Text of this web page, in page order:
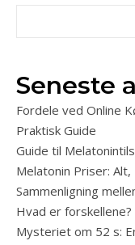
Seneste
Fordele ved Online
Praktisk Guide
Guide til
Melatonin Priser:
Sammenligning
Hvad er forskellene?
Mysteriet om 52 s: